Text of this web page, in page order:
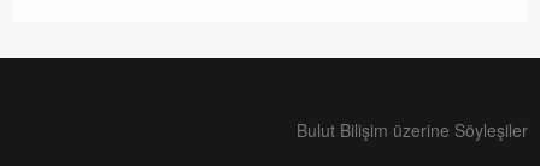
Bulut Bilişim üzerine Söyleşiler